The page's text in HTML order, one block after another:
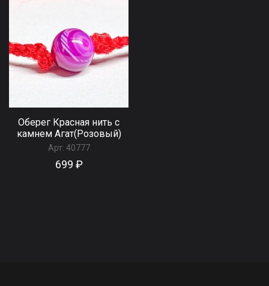
Оберег Красная нить с
камнем Агат(Розовый)
Арт: 40777
699 ₽